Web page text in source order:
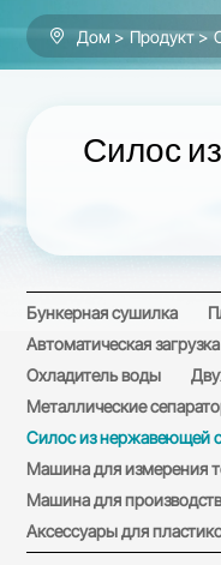
Дом Продукт
Силос
Бункерная сушилка
Автоматическая загрузка
Охладитель воды
Металлические
Силос из нержавеющей
Машина для измерения
Машина для
Аксессуары для